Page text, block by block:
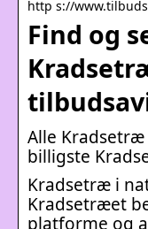
http s://
Find og
Alle Kradsetræ
billigste
Kradsetræ i
Kradsetræet
platforme og